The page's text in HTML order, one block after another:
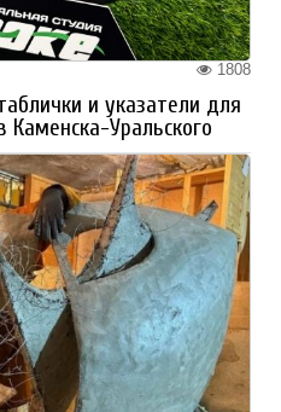
1808
и указатели для
Каменска-Уральского